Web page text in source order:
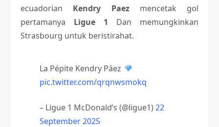
ecuadorian Kendry Paezmencetak gol
pertamanya Ligue 1 Dan memungkinkan
Strasbourg untuk beristirahat.
La Pépite Kendry Páez
pic.twitter.com/qrqnwsmokq
– Ligue 1 McDonald’s (@ligue1)22
September 2025